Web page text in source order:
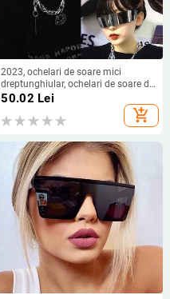
2023, ochelari de soare mici
dreptunghiular, ochelari de soare de
marca vintage, pătrați, rece, ochelari
de soare UV400 pentru femei
50.02 Lei
add_shopping_cart